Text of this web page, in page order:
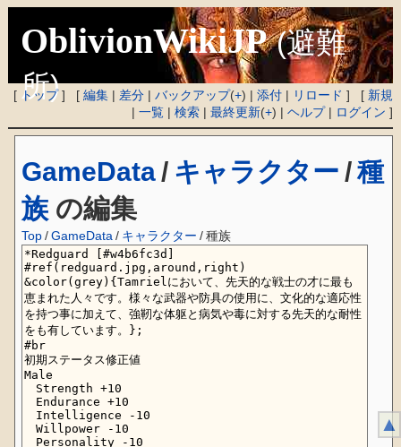
OblivionWikiJP (避難
所)
[ トップ] [編集 | 差分 |バックアップ(+) |添付 | リロード ] [ 新規
|一覧 |検索 |最終更新(+) |ヘルプ| ログイン ]
GameData / キャラクター /種
族 の編集
Top /GameData / キャラクター / 種族
▲